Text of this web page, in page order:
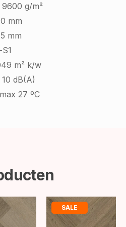
9600 g/m²
mm
mm
m² k/w
dB(A)
27 ºC
SALE